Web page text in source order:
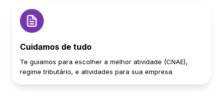
Cuidamos de tudo
Te guiamos para escolher a melhor atividade (CNAE),
regime tributário, e atividades para sua empresa.